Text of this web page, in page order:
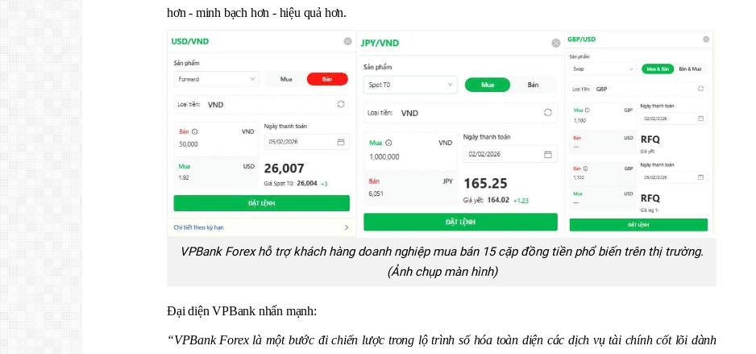
hơn - minh bạch hơn - hiệu quả hơn.
VPBank Forex hỗ trợ khách hàng doanh nghiệp mua bán 15 cặp đồng tiền phổ biến trên thị trường.
(Ảnh chụp màn hình)
Đại diện VPBank nhấn mạnh:
“VPBank Forex là một bước đi chiến lược trong lộ trình số hóa toàn diện các dịch vụ tài chính cốt lõi dành